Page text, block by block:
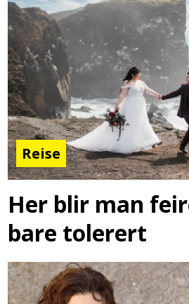
Reise
Her blir man
bare tolerert